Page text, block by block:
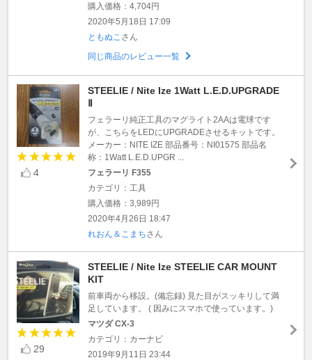
購入価格：4,704円
2020年5月18日 17:09
ともぬこ さん
同じ商品のレビュー一覧
4
STEELIE / Nite Ize 1Watt L.E.D.UPGRADE
Ⅱ
フェラーリ純正工具のマグライト2AAは電球です
が、こちらをLEDにUPGRADEさせるキットです。
メーカー：NITE IZE 部品番号：NI01575 部品名
称：1Watt L.E.D.UPGR ...
フェラーリ F355
カテゴリ：工具
購入価格：3,989円
2020年4月26日 18:47
れおん＆こまちさん
29
STEELIE / Nite Ize STEELIE CAR MOUNT
KIT
前車両から移設。(備忘録) 見た目がスッキリして満
足しています。 ( 因みにスマホで使っています。)
マツダ CX-3
カテゴリ：カーナビ
2019年9月11日 23:44